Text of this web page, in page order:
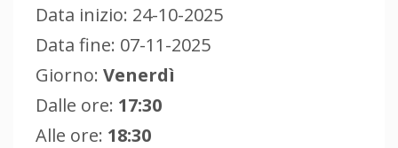
Data inizio: 24-10-2025
Data fine: 07-11-2025
Giorno: Venerdì
Dalle ore: 17:30
Alle ore: 18:30